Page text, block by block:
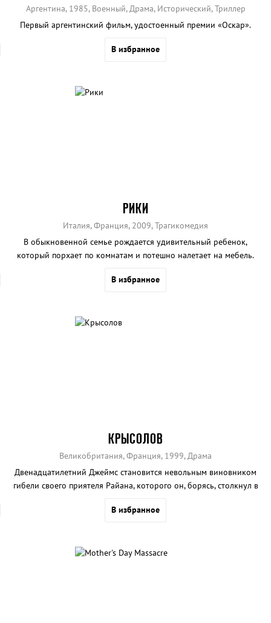
Аргентина, 1985, Военный, Драма, Исторический, Триллер
Первый аргентинский фильм, удостоенный премии «Оскар».
В избранное
РИКИ
Италия, Франция, 2009, Трагикомедия
В обыкновенной семье рождается удивительный ребенок,
который порхает по комнатам и потешно налетает на мебель.
В избранное
КРЫСОЛОВ
Великобритания, Франция, 1999, Драма
Двенадцатилетний Джеймс становится невольным виновником
гибели своего приятеля Райана, которого он, борясь, столкнул в
В избранное